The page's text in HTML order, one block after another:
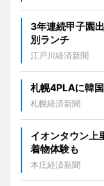
3年連続甲子園
別ランチ
江戸川経済新聞
札幌4PLAに韓
札幌経済新聞
イオンタウン上
着物体験も
本庄経済新聞